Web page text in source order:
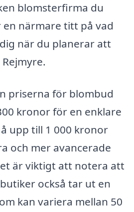
blomsterfirma du
en närmare titt på vad
när du planerar att
priserna för blombud
kronor för en enklare
upp till 1 000 kronor
och mer avancerade
är viktigt att notera att
också tar ut en
kan variera mellan 50